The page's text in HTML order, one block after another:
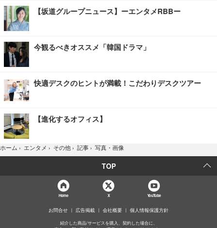
【坂道グループニュース】ーエンタメRBBー
今観るべきオススメ「韓国ドラマ」
快適デスクのヒントが満載！こだわりデスクツアー
【進化するオフィス】
ホーム › エンタメ › その他 › 記事 › 写真・画像
TOP
Home X YouTube
お問合せ 広告掲載 会社概要 個人情報保護方針
紹介した商品/サービスを購入、契約した場合に、